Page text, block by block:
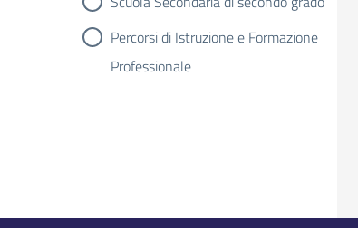
Percorsi di Istruzione e Formazione
Professionale